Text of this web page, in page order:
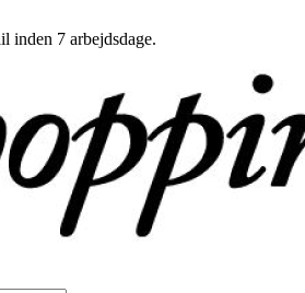
inden 7 arbejdsdage.